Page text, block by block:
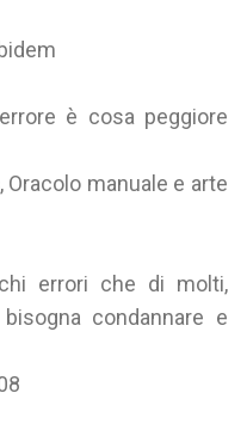
è cosa peggiore
, Oracolo manuale e arte
errori che di molti,
condannare e